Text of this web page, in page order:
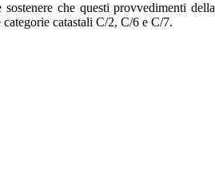
che questi provvedimenti
catastali C/2, C/6 e C/7.